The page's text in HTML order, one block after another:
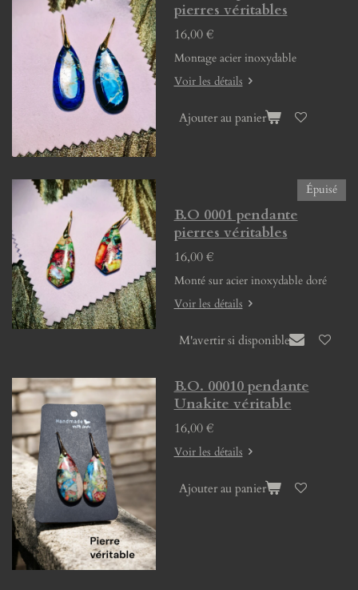
pierres véritables
16,00 €
Montage acier inoxydable
Voir les détails
Ajouter au panier
Épuisé
B.O 0001 pendante
pierres véritables
16,00 €
Monté sur acier inoxydable doré
Voir les détails
M'avertir si disponible
B.O. 00010 pendante
Unakite véritable
16,00 €
Voir les détails
Ajouter au panier